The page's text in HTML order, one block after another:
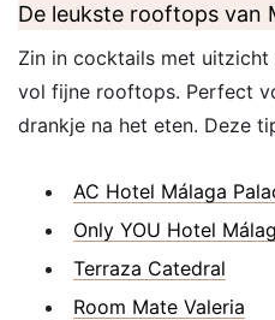
De leukste rooftops van
Zin in cocktails met
vol fijne rooftops. Perfect
drankje na het eten. Deze
AC Hotel Málaga
Only YOU Hotel
Terraza Catedral
Room Mate Valeria